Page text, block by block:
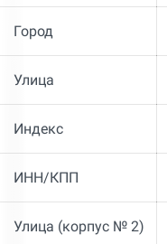
Город
Улица
Индекс
ИНН/КПП
Улица (корпус № 2)